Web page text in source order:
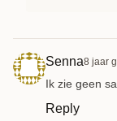
Senna8 jaar
Ik zie geen
Reply